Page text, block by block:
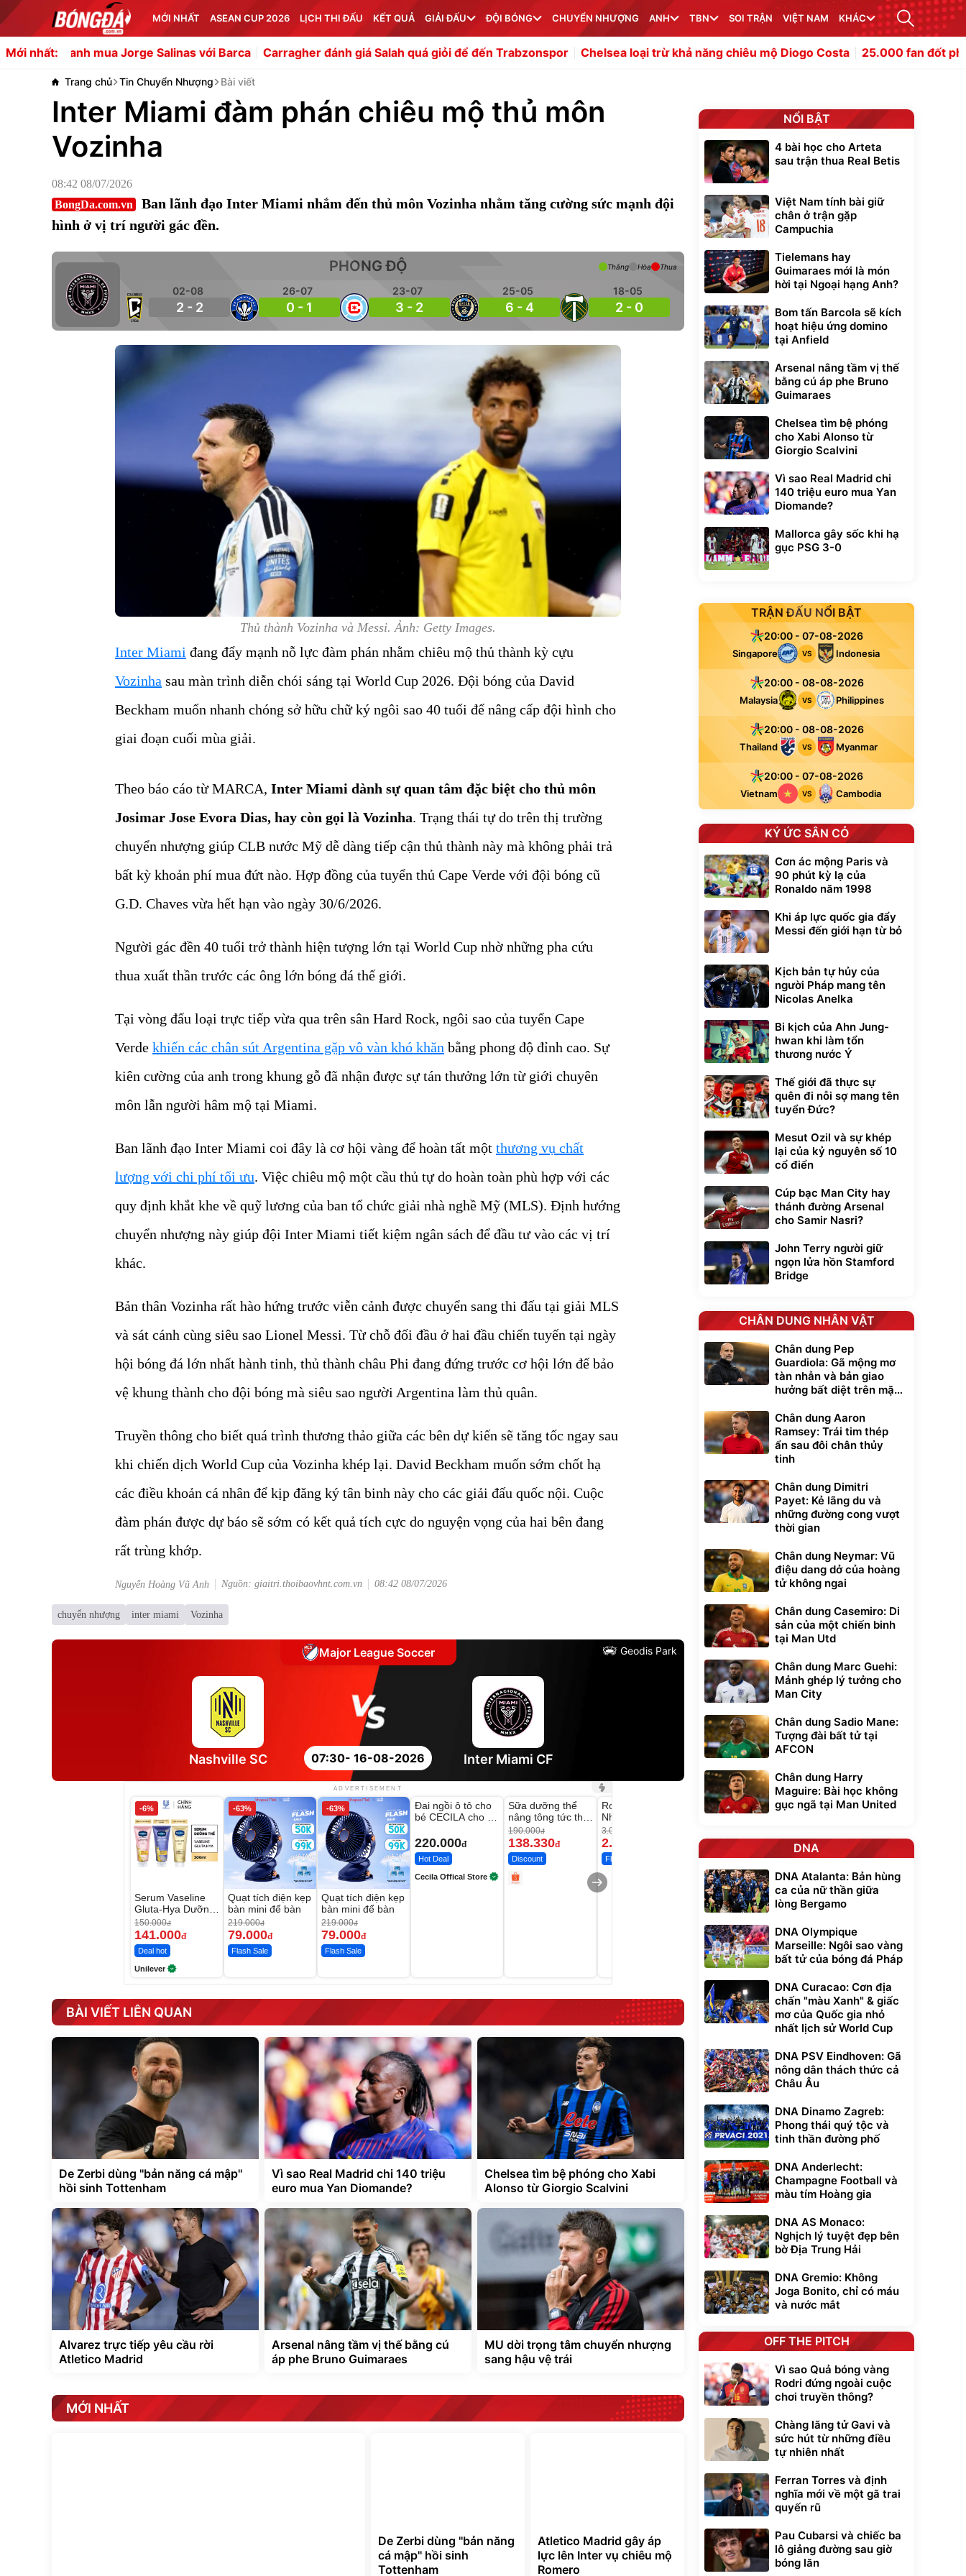
MỚI NHẤT ASEAN CUP 2026 LỊCH THI ĐẤU KẾT QUẢ GIẢI ĐẤU ĐỘI BÓNG CHUYỂN NHƯỢNG ANH TBN SOI TRẬN VIỆT NAM KHÁC
Mới nhất:
mua Jorge Salinas với Barca Carragher đánh giá Salah quá giỏi để đến Trabzonspor Chelsea loại trừ khả năng chiêu mộ Diogo Costa 25.000 fan đốt pháo sáng đón
Trang chủ Tin Chuyển Nhượng Bài viết
Inter Miami đàm phán chiêu mộ thủ môn
Vozinha
08:42 08/07/2026
BongDa.com.vn
Ban lãnh đạo Inter Miami nhắm đến thủ môn Vozinha nhằm tăng cường sức mạnh đội
hình ở vị trí người gác đền.
PHONG ĐỘ
02-08
2 - 2
26-07
0 - 1
23-07
3 - 2
25-05
6 - 4
18-05
2 - 0
Thắng Hòa Thua
Thủ thành Vozinha và Messi. Ảnh: Getty Images.
Inter Miami đang đẩy mạnh nỗ lực đàm phán nhằm chiêu mộ thủ thành kỳ cựu
Vozinha sau màn trình diễn chói sáng tại World Cup 2026. Đội bóng của David
Beckham muốn nhanh chóng sở hữu chữ ký ngôi sao 40 tuổi để nâng cấp đội hình cho
giai đoạn cuối mùa giải.
Theo báo cáo từ MARCA, Inter Miami dành sự quan tâm đặc biệt cho thủ môn
Josimar Jose Evora Dias, hay còn gọi là Vozinha. Trạng thái tự do trên thị trường
chuyển nhượng giúp CLB nước Mỹ dễ dàng tiếp cận thủ thành này mà không phải trả
bất kỳ khoản phí mua đứt nào. Hợp đồng của tuyển thủ Cape Verde với đội bóng cũ
G.D. Chaves vừa hết hạn vào ngày 30/6/2026.
Người gác đền 40 tuổi trở thành hiện tượng lớn tại World Cup nhờ những pha cứu
thua xuất thần trước các ông lớn bóng đá thế giới.
Tại vòng đấu loại trực tiếp vừa qua trên sân Hard Rock, ngôi sao của tuyển Cape
Verde khiến các chân sút Argentina gặp vô vàn khó khăn bằng phong độ đỉnh cao. Sự
kiên cường của anh trong khung gỗ đã nhận được sự tán thưởng lớn từ giới chuyên
môn lẫn người hâm mộ tại Miami.
Ban lãnh đạo Inter Miami coi đây là cơ hội vàng để hoàn tất một thương vụ chất
lượng với chi phí tối ưu. Việc chiêu mộ một cầu thủ tự do hoàn toàn phù hợp với các
quy định khắt khe về quỹ lương của ban tổ chức giải nhà nghề Mỹ (MLS). Định hướng
chuyển nhượng này giúp đội Inter Miami tiết kiệm ngân sách để đầu tư vào các vị trí
khác.
Bản thân Vozinha rất hào hứng trước viễn cảnh được chuyển sang thi đấu tại giải MLS
và sát cánh cùng siêu sao Lionel Messi. Từ chỗ đối đầu ở hai đầu chiến tuyến tại ngày
hội bóng đá lớn nhất hành tinh, thủ thành châu Phi đang đứng trước cơ hội lớn để bảo
vệ khung thành cho đội bóng mà siêu sao người Argentina làm thủ quân.
Truyền thông cho biết quá trình thương thảo giữa các bên dự kiến sẽ tăng tốc ngay sau
khi chiến dịch World Cup của Vozinha khép lại. David Beckham muốn sớm chốt hạ
các điều khoản cá nhân để kịp đăng ký tân binh này cho các giải đấu quốc nội. Cuộc
đàm phán được dự báo sẽ sớm có kết quả tích cực do nguyện vọng của hai bên đang
rất trùng khớp.
Nguyễn Hoàng Vũ Anh Nguồn: giaitri.thoibaovhnt.com.vn 08:42 08/07/2026
chuyển nhượng inter miami Vozinha
Major League Soccer Geodis Park
07:30- 16-08-2026
Nashville SC Inter Miami CF
ADVERTISEMENT
-6%
Serum Vaseline
Gluta-Hya Dưỡng
Da Sáng Mịn Sau
7 Ngày
150.000đ
141.000đ
Deal hot
Unilever
-63%
Quạt tích điện kẹp
bàn mini để bàn
219.000đ
79.000đ
Flash Sale
-63%
Quạt tích điện kẹp
bàn mini để bàn
219.000đ
79.000đ
Flash Sale
Đai ngồi ô tô cho
bé CECILA cho bé
220.000đ
Hot Deal
Cecila Offical Store
-27%
Sữa dưỡng thể
nâng tông tức thì
Vaseline Body
190.000đ
138.330đ
Discount
Robot Hút Bụi Lau
Nhà - D2-001 -
Thông Minh
3.000.000
2.200.000
Flash Sale
Unmute
Vali Bamozo
Khung Nhôm
20/24/28 Cao Cấp
825.000
Flash Sale
Lót ghế ôtô, nâng
lưng chống nóng
trong di chuyển
295.000đ
Đã bán nhiều
BÀI VIẾT LIÊN QUAN
De Zerbi dùng ''bản năng cá mập''
hồi sinh Tottenham
Vì sao Real Madrid chi 140 triệu
euro mua Yan Diomande?
Chelsea tìm bệ phóng cho Xabi
Alonso từ Giorgio Scalvini
Alvarez trực tiếp yêu cầu rời
Atletico Madrid
Arsenal nâng tầm vị thế bằng cú
áp phe Bruno Guimaraes
MU dời trọng tâm chuyển nhượng
sang hậu vệ trái
MỚI NHẤT
De Zerbi dùng ''bản năng
cá mập'' hồi sinh
Tottenham
Atletico Madrid gây áp
lực lên Inter vụ chiêu mộ
Romero
NỔI BẬT
4 bài học cho Arteta
sau trận thua Real Betis
Việt Nam tính bài giữ
chân ở trận gặp
Campuchia
Tielemans hay
Guimaraes mới là món
hời tại Ngoại hạng Anh?
Bom tấn Barcola sẽ kích
hoạt hiệu ứng domino
tại Anfield
Arsenal nâng tầm vị thế
bằng cú áp phe Bruno
Guimaraes
Chelsea tìm bệ phóng
cho Xabi Alonso từ
Giorgio Scalvini
Vì sao Real Madrid chi
140 triệu euro mua Yan
Diomande?
Mallorca gây sốc khi hạ
gục PSG 3-0
TRẬN ĐẤU NỔI BẬT
20:00 - 07-08-2026
Singapore VS Indonesia
20:00 - 08-08-2026
Malaysia VS Philippines
20:00 - 08-08-2026
Thailand VS Myanmar
20:00 - 07-08-2026
Vietnam VS Cambodia
KÝ ỨC SÂN CỎ
Cơn ác mộng Paris và
90 phút kỳ lạ của
Ronaldo năm 1998
Khi áp lực quốc gia đẩy
Messi đến giới hạn từ bỏ
Kịch bản tự hủy của
người Pháp mang tên
Nicolas Anelka
Bi kịch của Ahn Jung-
hwan khi làm tổn
thương nước Ý
Thế giới đã thực sự
quên đi nỗi sợ mang tên
tuyển Đức?
Mesut Ozil và sự khép
lại của kỷ nguyên số 10
cổ điển
Cúp bạc Man City hay
thánh đường Arsenal
cho Samir Nasri?
John Terry người giữ
ngọn lửa hồn Stamford
Bridge
CHÂN DUNG NHÂN VẬT
Chân dung Pep
Guardiola: Gã mộng mơ
tàn nhẫn và bản giao
hưởng bất diệt trên mặt
Chân dung Aaron
Ramsey: Trái tim thép
ẩn sau đôi chân thủy
tinh
Chân dung Dimitri
Payet: Kẻ lãng du và
những đường cong vượt
thời gian
Chân dung Neymar: Vũ
điệu dang dở của hoàng
tử không ngai
Chân dung Casemiro: Di
sản của một chiến binh
tại Man Utd
Chân dung Marc Guehi:
Mảnh ghép lý tưởng cho
Man City
Chân dung Sadio Mane:
Tượng đài bất tử tại
AFCON
Chân dung Harry
Maguire: Bài học không
gục ngã tại Man United
DNA
DNA Atalanta: Bản hùng
ca của nữ thần giữa
lòng Bergamo
DNA Olympique
Marseille: Ngôi sao vàng
bất tử của bóng đá Pháp
DNA Curacao: Cơn địa
chấn "màu Xanh" & giấc
mơ của Quốc gia nhỏ
nhất lịch sử World Cup
DNA PSV Eindhoven: Gã
nông dân thách thức cả
Châu Âu
DNA Dinamo Zagreb:
Phong thái quý tộc và
tinh thần đường phố
DNA Anderlecht:
Champagne Football và
màu tím Hoàng gia
DNA AS Monaco:
Nghịch lý tuyệt đẹp bên
bờ Địa Trung Hải
DNA Gremio: Không
Joga Bonito, chỉ có máu
và nước mắt
OFF THE PITCH
Vì sao Quả bóng vàng
Rodri đứng ngoài cuộc
chơi truyền thông?
Chàng lãng tử Gavi và
sức hút từ những điều
tự nhiên nhất
Ferran Torres và định
nghĩa mới về một gã trai
quyến rũ
Pau Cubarsi và chiếc ba
lô giảng đường sau giờ
bóng lăn